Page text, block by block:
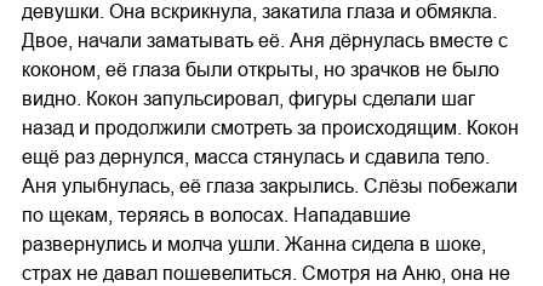
девушки. Она вскрикнула, закатила глаза и обмякла.
Двое, начали заматывать её. Аня дёрнулась вместе с
коконом, её глаза были открыты, но зрачков не было
видно. Кокон запульсировал, фигуры сделали шаг
назад и продолжили смотреть за происходящим. Кокон
ещё раз дернулся, масса стянулась и сдавила тело.
Аня улыбнулась, её глаза закрылись. Слёзы побежали
по щекам, теряясь в волосах. Нападавшие
развернулись и молча ушли. Жанна сидела в шоке,
страх не давал пошевелиться. Смотря на Аню, она не